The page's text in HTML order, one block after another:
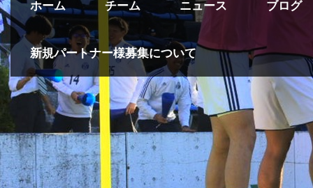
ホーム チーム ニュース ブログ
新規パートナー様募集について